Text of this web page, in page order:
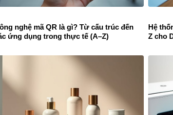
nghệ mã QR là gì? Từ cấu trúc đến
ứng dụng trong thực tế (A–Z)
Hệ
Z cho